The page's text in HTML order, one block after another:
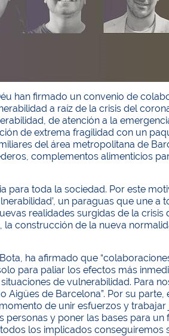
han firmado un convenio de
a raíz de la crisis del
de atención a la
de extrema fragilidad con un
del área metropolitana de
complementos alimenticios
para toda la sociedad. Por este
un paraguas que une a
realidades surgidas de la crisis
construcción de la nueva
ha afirmado que
para paliar los efectos más
de vulnerabilidad. Para
de Barcelona”. Por su
de unir esfuerzos y
y poner las bases para un
los implicados conseguiremos